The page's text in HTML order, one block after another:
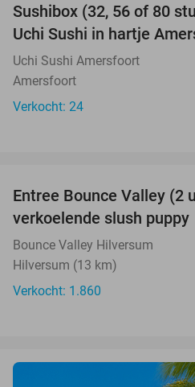
Sushibox (32, 56 of 80
Uchi Sushi in hartje
Uchi Sushi Amersfoort
Amersfoort
Verkocht: 24
Entree Bounce Valley (2
verkoelende slush puppy
Bounce Valley Hilversum
Hilversum (13 km)
Verkocht: 1.860